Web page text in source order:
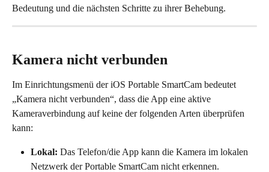
Bedeutung und die nächsten Schritte zu ihrer Behebung.
Kamera nicht verbunden
Im Einrichtungsmenü der iOS Portable SmartCam bedeutet
„Kamera nicht verbunden“, dass die App eine aktive
Kameraverbindung auf keine der folgenden Arten überprüfen
kann:
Lokal: Das Telefon/die App kann die Kamera im lokalen
Netzwerk der Portable SmartCam nicht erkennen.